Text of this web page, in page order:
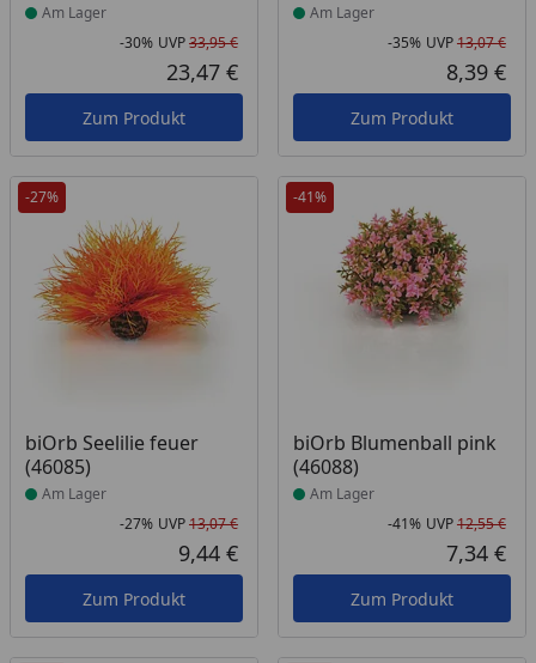
Am Lager
Rabatt in Prozent
-30%
Ursprünglicher Preis
UVP33,95 €
Aktueller Preis
23,47 €
Zum Produkt
Am Lager
-35% UVP13,07 €
8,39 €
Zum Produkt
-27%
biOrb Seelilie feuer
(46085)
Produkt am Lager
Am Lager
Rabatt in Prozent
-27%
Ursprünglicher Preis
UVP13,07 €
Aktueller Preis
9,44 €
Zum Produkt
-41%
biOrb Blumenball pink
(46088)
Produkt am Lager
Am Lager
-41% UVP12,55 €
7,34 €
Zum Produkt